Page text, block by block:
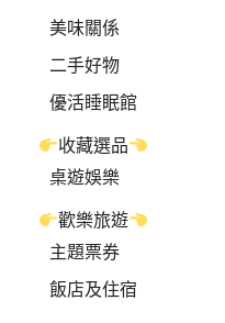
美味關係
二手好物
優活睡眠館
收藏選品
桌遊娛樂
歡樂旅遊
主題票券
飯店及住宿